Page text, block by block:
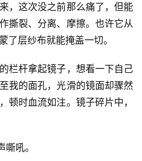
，这次没之前那么痛了，但能
撕裂、分离、摩擦。也许它从
了层纱布就能掩盖一切。
栏杆拿起镜子，想看一下自己
我的面孔，光滑的镜面却骤然
顿时血流如注。镜子碎片中，
吼。